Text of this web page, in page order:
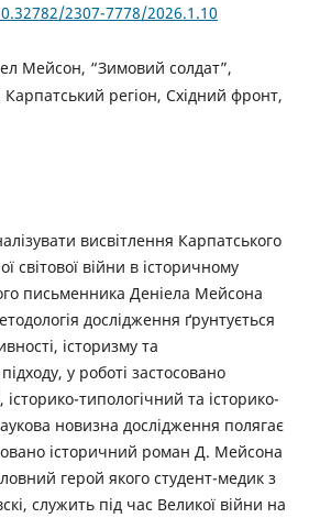
2307-7778/2026.1.10
Мейсон, “Зимовий солдат”,
регіон, Східний фронт,
висвітлення Карпатського
світової війни в історичному
письменника Деніела Мейсона
дослідження ґрунтується
історизму та
у роботі застосовано
типологічний та історико-
новизна дослідження полягає
історичний роман Д. Мейсона
герой якого студент-медик з
служить під час Великої війни на